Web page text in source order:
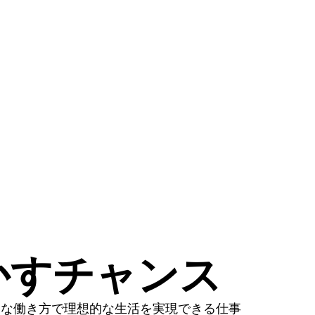
チャンス
働き方で理想的な生活を実現できる仕事